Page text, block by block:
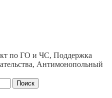
по ГО и ЧС, Поддержка
Антимонопольный